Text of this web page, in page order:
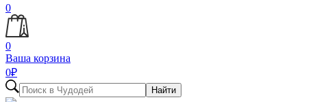
0
0
Ваша корзина
0₽
Найти